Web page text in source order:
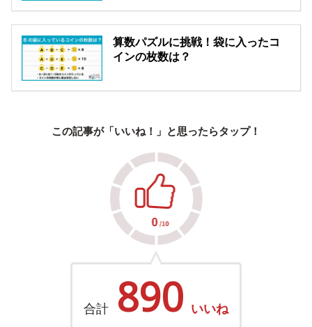
算数パズルに挑戦！袋に入ったコ
インの枚数は？
この記事が「いいね！」と思ったらタップ！
合計 890 いいね